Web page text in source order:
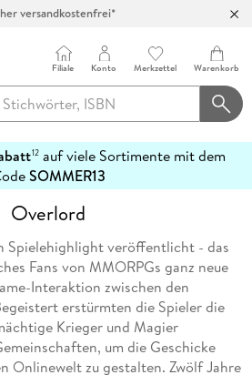
versandkostenfrei*
in über 100 Filialen
Filiale Konto Merkzettel Warenkorb
12auf viele Sortimente mit dem
SOMMER13
Overlord
Spielehighlight veröffentlicht - das
Fans von MMORPGs ganz neue
Interaktion zwischen den
erstürmten die Spieler die
Krieger und Magier
um die Geschicke
Onlinewelt zu gestalten. Zwölf Jahre